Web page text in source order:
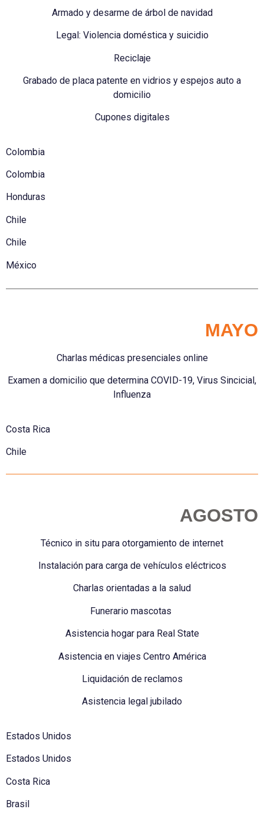
Armado y desarme de árbol de navidad
Legal: Violencia doméstica y suicidio
Reciclaje
Grabado de placa patente en vidrios y espejos auto a
domicilio
Cupones digitales
Colombia
Colombia
Honduras
Chile
Chile
México
MAYO
Charlas médicas presenciales online
Examen a domicilio que determina COVID-19, Virus Sincicial,
Influenza
Costa Rica
Chile
AGOSTO
Técnico in situ para otorgamiento de internet
Instalación para carga de vehículos eléctricos
Charlas orientadas a la salud
Funerario mascotas
Asistencia hogar para Real State
Asistencia en viajes Centro América
Liquidación de reclamos
Asistencia legal jubilado
Estados Unidos
Estados Unidos
Costa Rica
Brasil